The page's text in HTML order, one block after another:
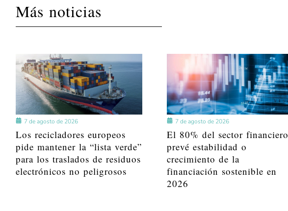
Más noticias
7 de agosto de 2026
Los recicladores europeos
pide mantener la “lista verde”
para los traslados de residuos
electrónicos no peligrosos
7 de agosto de 2026
El 80% del sector financiero
prevé estabilidad o
crecimiento de la
financiación sostenible en
2026